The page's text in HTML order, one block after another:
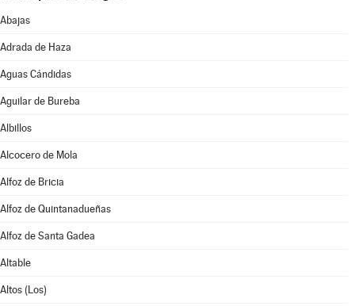
Abajas
Adrada de Haza
Aguas Cándidas
Aguilar de Bureba
Albillos
Alcocero de Mola
Alfoz de Bricia
Alfoz de Quintanadueñas
Alfoz de Santa Gadea
Altable
Altos (Los)